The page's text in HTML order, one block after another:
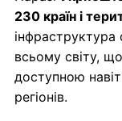
230 країн і
інфраструктура
всьому світу,
доступною
регіонів.